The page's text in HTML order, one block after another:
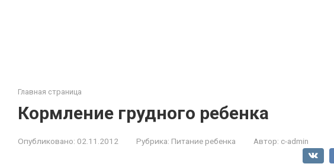
Главная страница
Кормление грудного ребенка
Опубликовано: 02.11.2012 Рубрика: Питание ребенка Автор: c-admin